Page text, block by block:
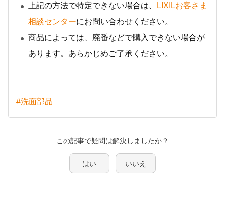
上記の方法で特定できない場合は、
LIXILお客さま
相談センターにお問い合わせください。
商品によっては、廃番などで購入できない場合が
あります。あらかじめご了承ください。
#洗面部品
この記事で疑問は解決しましたか？
はい いいえ